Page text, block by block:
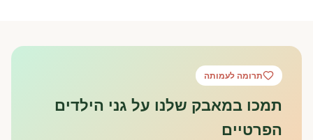
תרומה לעמותה
תמכו במאבק שלנו על גני הילדים
הפרטיים